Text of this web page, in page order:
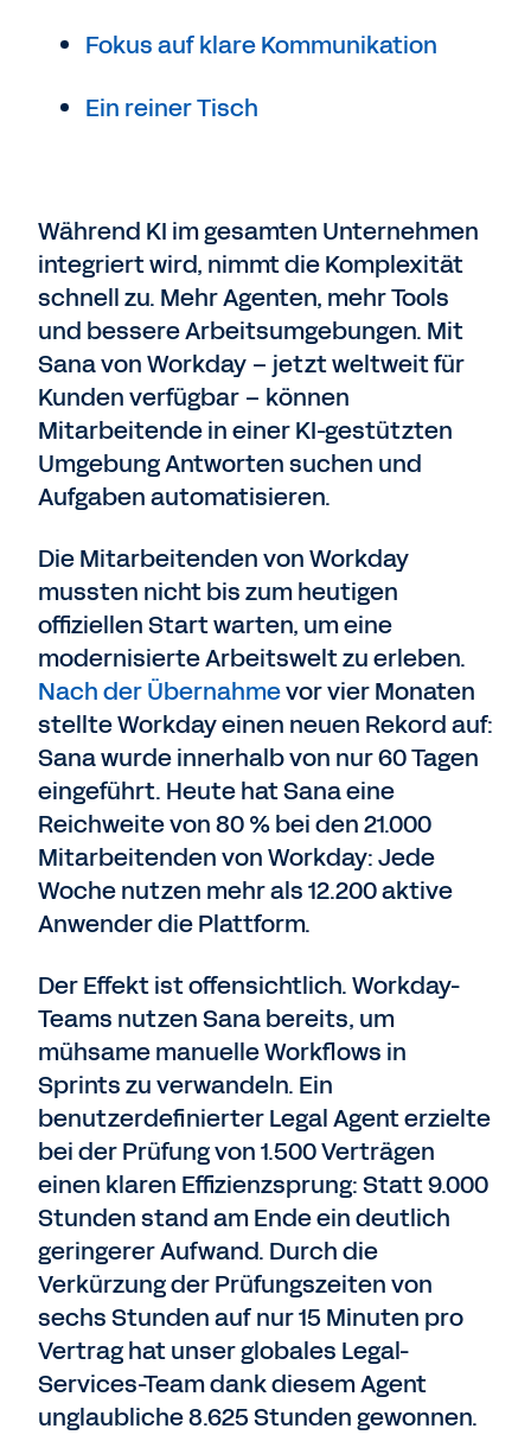
Fokus auf klare Kommunikation
Ein reiner Tisch
Während KI im gesamten Unternehmen
integriert wird, nimmt die Komplexität
schnell zu. Mehr Agenten, mehr Tools
und bessere Arbeitsumgebungen. Mit
Sana von Workday – jetzt weltweit für
Kunden verfügbar – können
Mitarbeitende in einer KI-gestützten
Umgebung Antworten suchen und
Aufgaben automatisieren.
Die Mitarbeitenden von Workday
mussten nicht bis zum heutigen
offiziellen Start warten, um eine
modernisierte Arbeitswelt zu erleben.
Nach der Übernahmevor vier Monaten
stellte Workday einen neuen Rekord auf:
Sana wurde innerhalb von nur 60 Tagen
eingeführt. Heute hat Sana eine
Reichweite von 80 % bei den 21.000
Mitarbeitenden von Workday: Jede
Woche nutzen mehr als 12.200 aktive
Anwender die Plattform.
Der Effekt ist offensichtlich. Workday-
Teams nutzen Sana bereits, um
mühsame manuelle Workflows in
Sprints zu verwandeln. Ein
benutzerdefinierter Legal Agent erzielte
bei der Prüfung von 1.500 Verträgen
einen klaren Effizienzsprung: Statt 9.000
Stunden stand am Ende ein deutlich
geringerer Aufwand. Durch die
Verkürzung der Prüfungszeiten von
sechs Stunden auf nur 15 Minuten pro
Vertrag hat unser globales Legal-
Services-Team dank diesem Agent
unglaubliche 8.625 Stunden gewonnen.